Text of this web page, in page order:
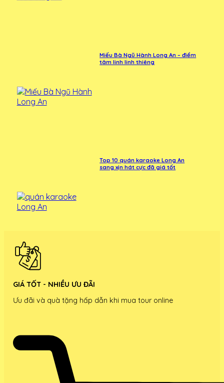
Miếu Bà Ngũ Hành Long An – điểm
tâm linh linh thiêng
Top 10 quán karaoke Long An
sang xịn hát cực đã giá tốt
GIÁ TỐT - NHIỀU ƯU ĐÃI
Ưu đãi và quà tặng hấp dẫn khi mua tour online